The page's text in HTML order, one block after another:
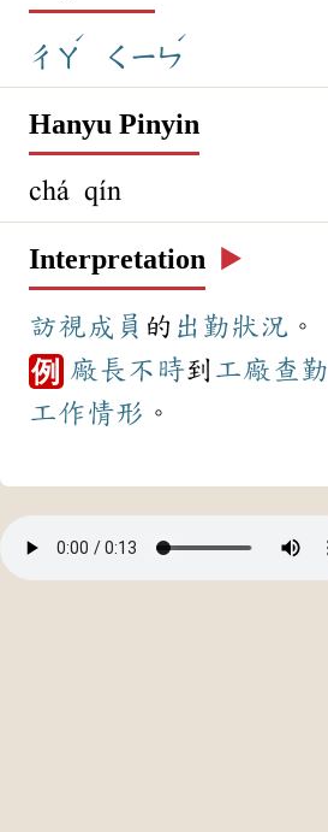
ㄔㄚ
ˊ
ㄑㄧㄣ
ˊ
Hanyu Pinyin
chá qín
Interpretation ▶️
訪視 成員 的 出勤狀況 。
例 廠長 不時到 工廠 查勤
工作情形 。